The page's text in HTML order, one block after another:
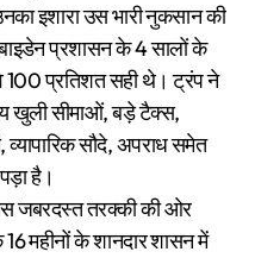
इशारा उस भारी नुकसान की
प्रशासन के 4 सालों के
100 प्रतिशत सही थे। ट्रंप ने
खुली सीमाओं, बड़े टैक्स,
सौदे, अपराध समेत
है।
उस जबरदस्त तरक्की की ओर
महीनों के शानदार शासन में